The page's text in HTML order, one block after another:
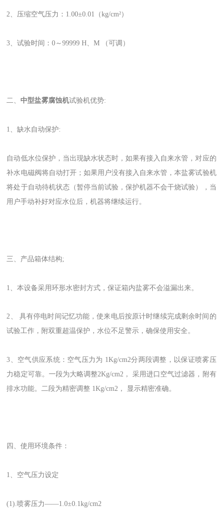
2、压缩空气压力：1.00±0.01（kg/cm²）
3、试验时间：0～99999 H、M （可调）
二、中型盐雾腐蚀机试验机优势:
1、缺水自动保护:
自动低水位保护，当出现缺水状态时，如果有接入自来水管，对应的
补水电磁阀将自动打开；如果用户没有接入自来水管，本盐雾试验机
将处于自动待机状态（暂停当前试验，保护机器不会干烧试验），当
用户手动补好对应水位后，机器将继续运行。
三、产品箱体结构;
1、本设备采用环形水密封方式，保证箱内盐雾不会溢漏出来。
2、 具有停电时间记忆功能，使来电后按原计时继续完成剩余时间的
试验工作，附双重超温保护，水位不足警示，确保使用安全。
3、空气供应系统：空气压力为 1Kg/cm2分两段调整，以保证喷雾压
力稳定可靠。一段为大略调整2Kg/cm2， 采用进口空气过滤器，附有
排水功能。二段为精密调整 1Kg/cm2， 显示精密准确。
四、使用环境条件：
1、空气压力设定
(1).喷雾压力——1.0±0.1kg/cm2